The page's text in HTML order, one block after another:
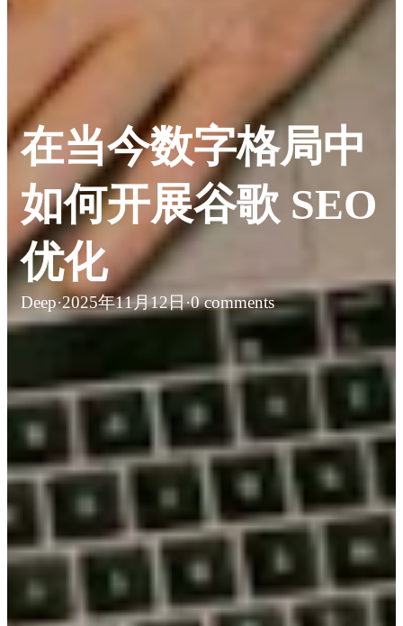
在当今数字格局中
如何开展谷歌 SEO
优化
Deep·2025年11月12日·0 comments